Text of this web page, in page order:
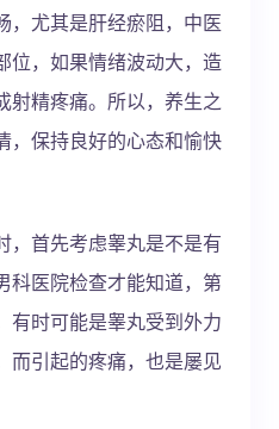
，尤其是肝经瘀阻，中医
位，如果情绪波动大，造
射精疼痛。所以，养生之
，保持良好的心态和愉快
，首先考虑睾丸是不是有
科医院检查才能知道，第
有时可能是睾丸受到外力
而引起的疼痛，也是屡见